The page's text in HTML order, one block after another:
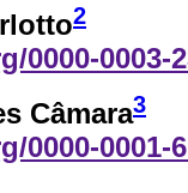
2
0000-0003-
Câmara3
0000-0001-